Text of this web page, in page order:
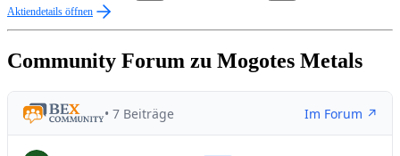
Aktiendetails öffnen
Community Forum zu Mogotes Metals